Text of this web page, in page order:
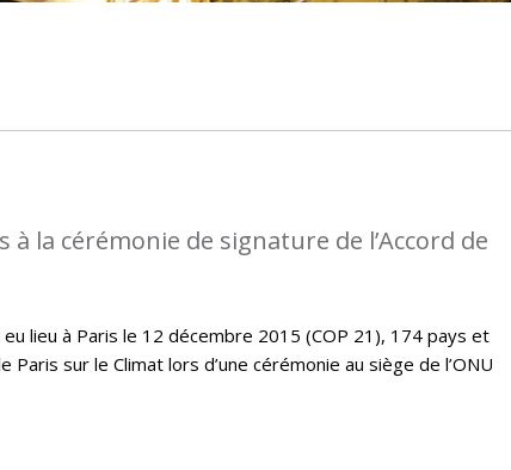
la cérémonie de signature de l’Accord de
lieu à Paris le 12 décembre 2015 (COP 21), 174 pays et
Paris sur le Climat lors d’une cérémonie au siège de l’ONU